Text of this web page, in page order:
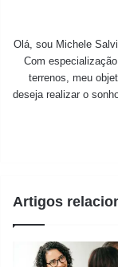
Olá, sou Michele
Com
terrenos, meu
deseja realizar o
Artigos